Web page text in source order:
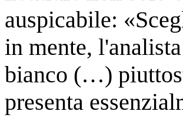
auspicabile:
in mente,
bianco (…)
presenta